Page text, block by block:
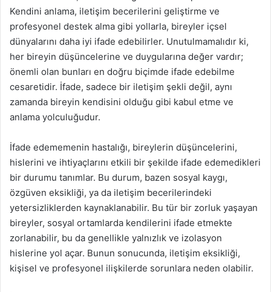
Kendini anlama, iletişim becerilerini geliştirme ve
profesyonel destek alma gibi yollarla, bireyler içsel
dünyalarını daha iyi ifade edebilirler. Unutulmamalıdır ki,
her bireyin düşüncelerine ve duygularına değer vardır;
önemli olan bunları en doğru biçimde ifade edebilme
cesaretidir. İfade, sadece bir iletişim şekli değil, aynı
zamanda bireyin kendisini olduğu gibi kabul etme ve
anlama yolculuğudur.
İfade edememenin hastalığı, bireylerin düşüncelerini,
hislerini ve ihtiyaçlarını etkili bir şekilde ifade edemedikleri
bir durumu tanımlar. Bu durum, bazen sosyal kaygı,
özgüven eksikliği, ya da iletişim becerilerindeki
yetersizliklerden kaynaklanabilir. Bu tür bir zorluk yaşayan
bireyler, sosyal ortamlarda kendilerini ifade etmekte
zorlanabilir, bu da genellikle yalnızlık ve izolasyon
hislerine yol açar. Bunun sonucunda, iletişim eksikliği,
kişisel ve profesyonel ilişkilerde sorunlara neden olabilir.